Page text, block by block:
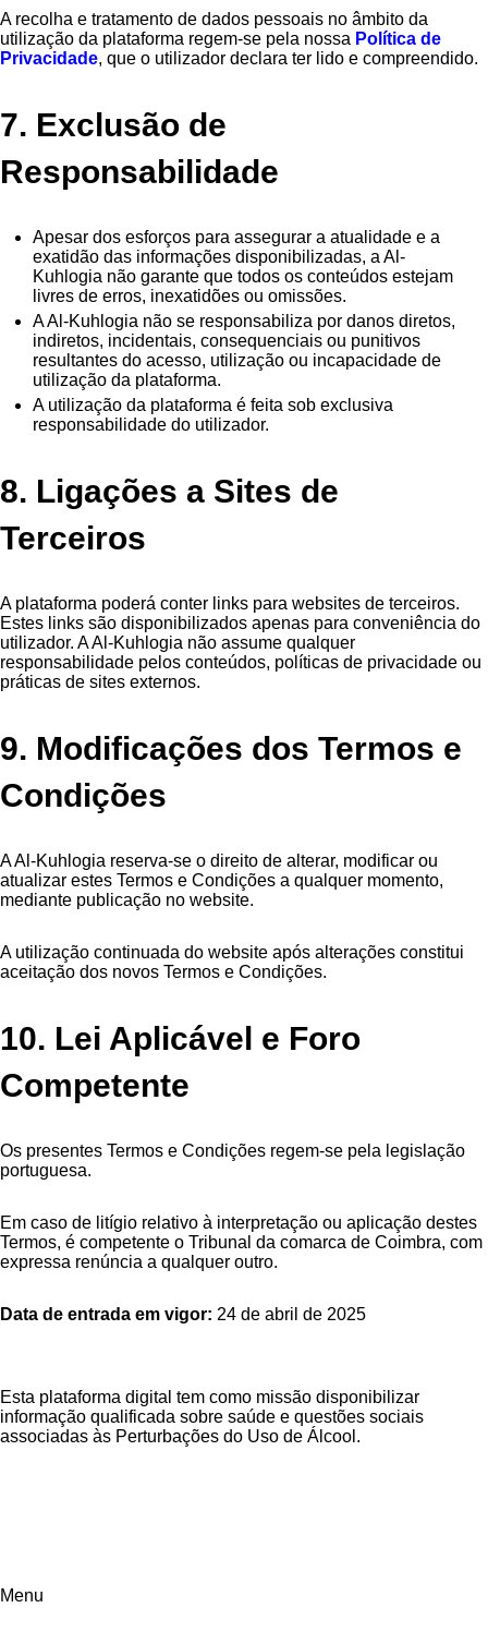
A recolha e tratamento de dados pessoais no âmbito da
utilização da plataforma regem-se pela nossa Política de
Privacidade, que o utilizador declara ter lido e compreendido.
7. Exclusão de
Responsabilidade
Apesar dos esforços para assegurar a atualidade e a
exatidão das informações disponibilizadas, a Al-
Kuhlogia não garante que todos os conteúdos estejam
livres de erros, inexatidões ou omissões.
A Al-Kuhlogia não se responsabiliza por danos diretos,
indiretos, incidentais, consequenciais ou punitivos
resultantes do acesso, utilização ou incapacidade de
utilização da plataforma.
A utilização da plataforma é feita sob exclusiva
responsabilidade do utilizador.
8. Ligações a Sites de
Terceiros
A plataforma poderá conter links para websites de terceiros.
Estes links são disponibilizados apenas para conveniência do
utilizador. A Al-Kuhlogia não assume qualquer
responsabilidade pelos conteúdos, políticas de privacidade ou
práticas de sites externos.
9. Modificações dos Termos e
Condições
A Al-Kuhlogia reserva-se o direito de alterar, modificar ou
atualizar estes Termos e Condições a qualquer momento,
mediante publicação no website.
A utilização continuada do website após alterações constitui
aceitação dos novos Termos e Condições.
10. Lei Aplicável e Foro
Competente
Os presentes Termos e Condições regem-se pela legislação
portuguesa.
Em caso de litígio relativo à interpretação ou aplicação destes
Termos, é competente o Tribunal da comarca de Coimbra, com
expressa renúncia a qualquer outro.
Data de entrada em vigor: 24 de abril de 2025
Esta plataforma digital tem como missão disponibilizar
informação qualificada sobre saúde e questões sociais
associadas às Perturbações do Uso de Álcool.
Menu